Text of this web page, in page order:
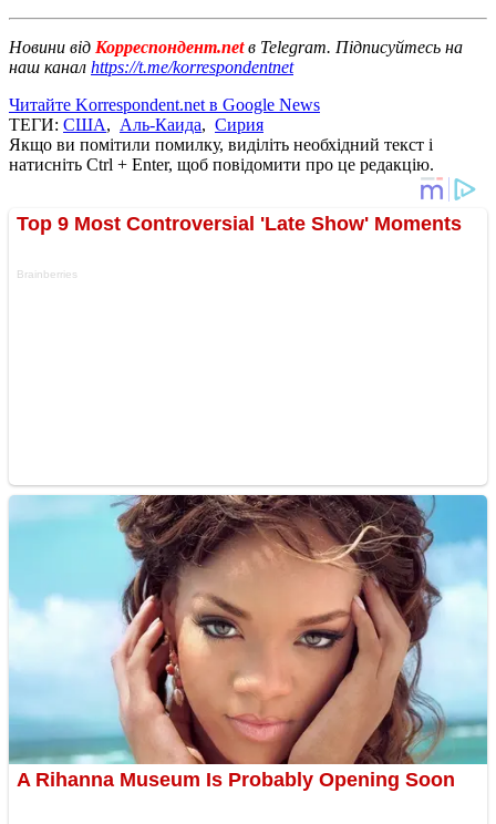
Новини від Корреспондент.netв Telegram. Підписуйтесь на
наш канал https://t.me/korrespondentnet
Читайте Korrespondent.net в Google News
ТЕГИ: США, Аль-Каида, Сирия
Якщо ви помітили помилку, виділіть необхідний текст і
натисніть Ctrl + Enter, щоб повідомити про це редакцію.